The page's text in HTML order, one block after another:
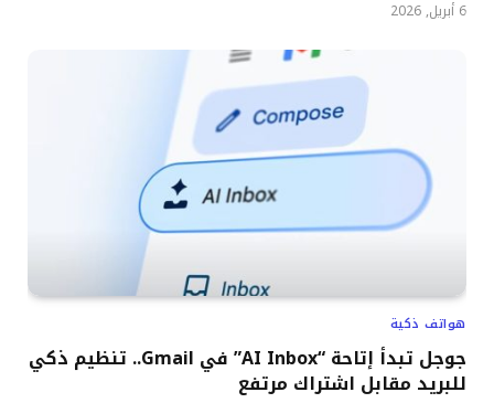
6 أبريل, 2026
هواتف ذكية
جوجل تبدأ إتاحة “AI Inbox” في Gmail.. تنظيم ذكي
للبريد مقابل اشتراك مرتفع